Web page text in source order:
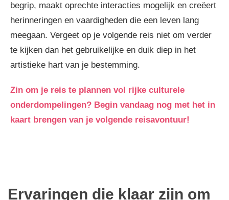
begrip, maakt oprechte interacties mogelijk en creëert
herinneringen en vaardigheden die een leven lang
meegaan. Vergeet op je volgende reis niet om verder
te kijken dan het gebruikelijke en duik diep in het
artistieke hart van je bestemming.
Zin om je reis te plannen vol rijke culturele
onderdompelingen? Begin vandaag nog met het in
kaart brengen van je volgende reisavontuur!
Ervaringen die klaar zijn om